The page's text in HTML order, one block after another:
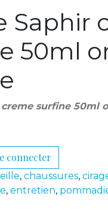
Saphir
50ml
creme surfine 50ml
connecter
, chaussures,
, entretien,